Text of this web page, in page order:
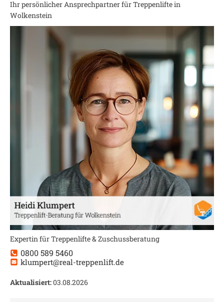
Ihr persönlicher Ansprechpartner für Treppenlifte in
Wolkenstein
Expertin für Treppenlifte & Zuschussberatung
0800 589 5460
klumpert@real-treppenlift.de
Aktualisiert:03.08.2026